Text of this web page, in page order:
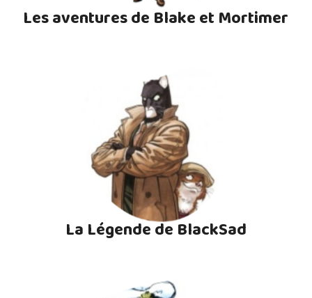
Les aventures de Blake et Mortimer
La Légende de BlackSad